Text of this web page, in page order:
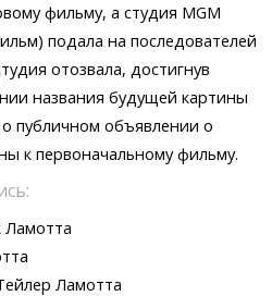
фильму, а студия MGM
подала на последователей
отозвала, достигнув
названия будущей картины
публичном объявлении о
к первоначальному фильму.
Ламотта